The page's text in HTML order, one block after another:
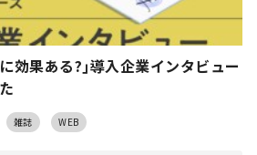
効果ある?｣導入企業インタビュー
雑誌 WEB